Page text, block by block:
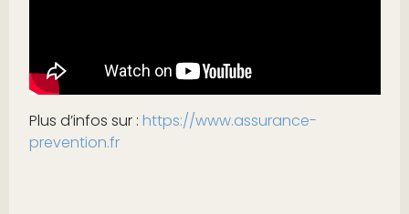
Plus d’infos sur : https://www.assurance-
prevention.fr